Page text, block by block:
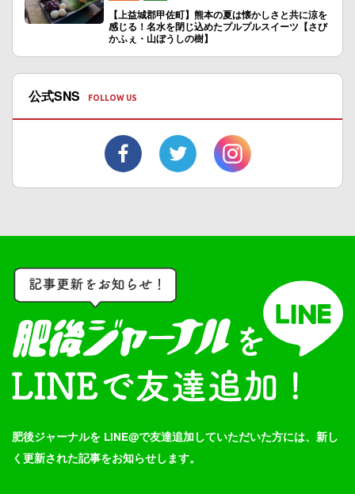
【上益城郡甲佐町】熊本の夏は懐かしさと共に涼を
感じる！名水を閉じ込めたプルプルスイーツ【さび
かふぇ・山ぼうしの樹】
公式SNS
肥後ジャーナルを LINE@で友達追加していただいた方には、新し
く更新された記事をお知らせします。